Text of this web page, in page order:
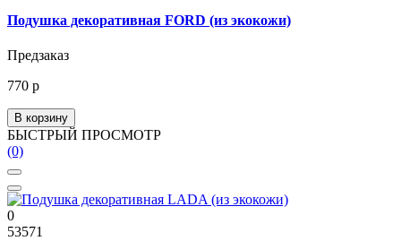
Подушка декоративная FORD (из экокожи)
Предзаказ
770 р
В корзину
БЫСТРЫЙ ПРОСМОТР
(0)
0
53571